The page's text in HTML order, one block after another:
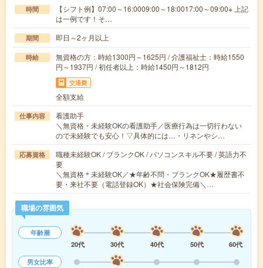
時間
【シフト例】07:00～16:0009:00～18:0017:00～09:00※ 上記
は一例です！そ…
期間 即日～2ヶ月以上
時給
無資格の方：時給1300円～1625円 / 介護福祉士：時給1550
円～1937円 / 初任者以上：時給1450円～1812円
交通費
全額支給
仕事内容
看護助手
＼無資格・未経験OKの看護助手／医療行為は一切行わない
ので未経験でも安心！▽具体的には…・リネンやシ…
応募資格
職種未経験OK / ブランクOK / パソコンスキル不要 / 英語力不
要
＼無資格＊未経験OK／★年齢不問・ブランクOK★履歴書不
要・来社不要（電話登録OK）★社会保険完備＼…
職場の雰囲気
年齢層
20代
30代 40代 50代
60代
男女比率